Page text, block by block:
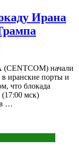
Ирана
начали
в иранские порты и
что блокада
(17:00 мск)
в …